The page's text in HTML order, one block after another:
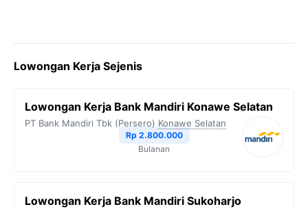
Lowongan Kerja Sejenis
Lowongan Kerja Bank Mandiri Konawe Selatan
PT Bank Mandiri Tbk (Persero) Konawe Selatan
Rp 2.800.000
Bulanan
Lowongan Kerja Bank Mandiri Sukoharjo